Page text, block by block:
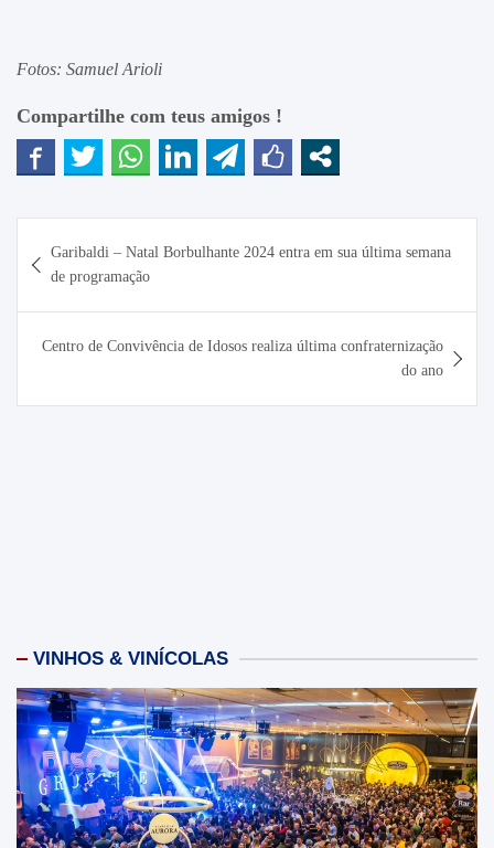
Fotos: Samuel Arioli
Compartilhe com teus amigos !
de
Post
Garibaldi – Natal Borbulhante 2024 entra em sua última semana
de programação
Centro de Convivência de Idosos realiza última confraternização
do ano
VINHOS & VINÍCOLAS